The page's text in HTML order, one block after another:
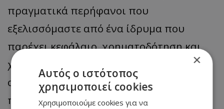
πραγματικά περήφανοι που
εξελισσόμαστε από ένα ίδρυμα που
παρέχει κεφάλαιο, χρηματοδότηση και
χρηματοοικονομικές ροές, σε έναν
οργανισμό που διευκολύνει τις ροές
πολιτισμού».
×
Αυτός ο ιστότοπος
χρησιμοποιεί cookies
Χρησιμοποιούμε cookies για να